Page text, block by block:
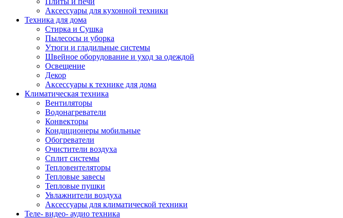
Аксессуары для кухонной техники
Техника для дома
Стирка и Сушка
Пылесосы и уборка
Утюги и гладильные системы
Швейное оборудование и уход за одеждой
Освещение
Декор
Аксессуары к технике для дома
Климатическая техника
Вентиляторы
Водонагреватели
Конвекторы
Кондиционеры мобильные
Обогреватели
Очистители воздуха
Сплит системы
Тепловентеляторы
Тепловые завесы
Тепловые пушки
Увлажнители воздуха
Аксессуары для климатической техники
Теле- видео- аудио техника